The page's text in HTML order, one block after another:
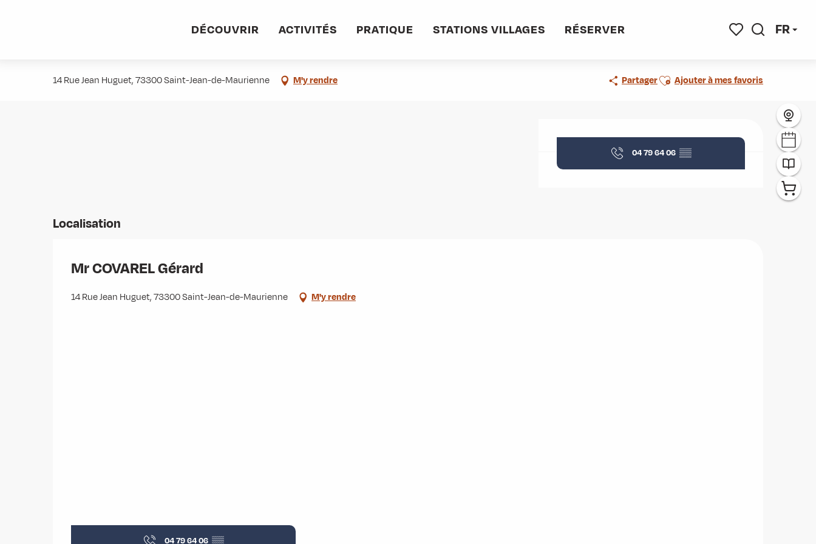
FR
DÉCOUVRIR ACTIVITÉS PRATIQUE STATIONS VILLAGES RÉSERVER
14 Rue Jean Huguet, 73300 Saint-Jean-de-Maurienne M'y rendre PartagerAjouter aux favoris
Ajouter à mes favoris
Ouverture et coordonnées
04 79 64 06 ▒▒
Localisation
Mr COVAREL Gérard
14 Rue Jean Huguet, 73300 Saint-Jean-de-Maurienne M'y rendre
04 79 64 06 ▒▒